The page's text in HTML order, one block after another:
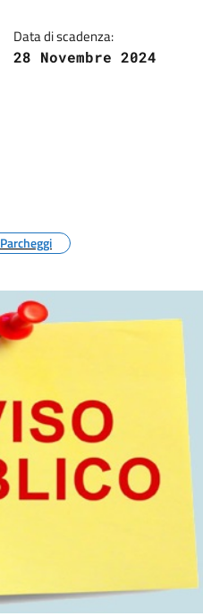
Data di scadenza:
28 Novembre 2024
Parcheggi